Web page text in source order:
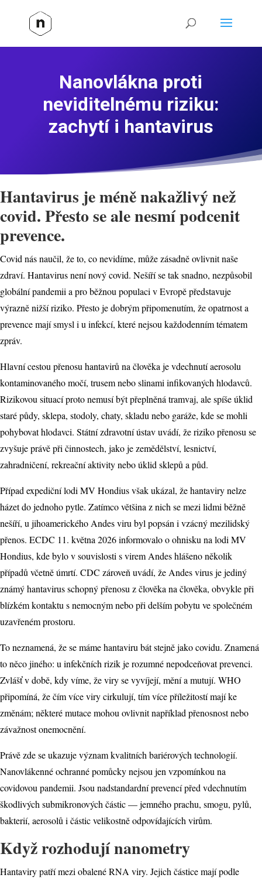
Nanovlákna proti
neviditelnému riziku:
zachytí i hantavirus
Hantavirus je méně nakažlivý než
covid. Přesto se ale nesmí podcenit
prevence.
Covid nás naučil, že to, co nevidíme, může zásadně ovlivnit naše
zdraví. Hantavirus není nový covid. Nešíří se tak snadno, nezpůsobil
globální pandemii a pro běžnou populaci v Evropě představuje
výrazně nižší riziko. Přesto je dobrým připomenutím, že opatrnost a
prevence mají smysl i u infekcí, které nejsou každodenním tématem
zpráv.
Hlavní cestou přenosu hantavirů na člověka je vdechnutí aerosolu
kontaminovaného močí, trusem nebo slinami infikovaných hlodavců.
Rizikovou situací proto nemusí být přeplněná tramvaj, ale spíše úklid
staré půdy, sklepa, stodoly, chaty, skladu nebo garáže, kde se mohli
pohybovat hlodavci. Státní zdravotní ústav uvádí, že riziko přenosu se
zvyšuje právě při činnostech, jako je zemědělství, lesnictví,
zahradničení, rekreační aktivity nebo úklid sklepů a půd.
Případ expediční lodi MV Hondius však ukázal, že hantaviry nelze
házet do jednoho pytle. Zatímco většina z nich se mezi lidmi běžně
nešíří, u jihoamerického Andes viru byl popsán i vzácný mezilidský
přenos. ECDC 11. května 2026 informovalo o ohnisku na lodi MV
Hondius, kde bylo v souvislosti s virem Andes hlášeno několik
případů včetně úmrtí. CDC zároveň uvádí, že Andes virus je jediný
známý hantavirus schopný přenosu z člověka na člověka, obvykle při
blízkém kontaktu s nemocným nebo při delším pobytu ve společném
uzavřeném prostoru.
To neznamená, že se máme hantaviru bát stejně jako covidu. Znamená
to něco jiného: u infekčních rizik je rozumné nepodceňovat prevenci.
Zvlášť v době, kdy víme, že viry se vyvíjejí, mění a mutují. WHO
připomíná, že čím více viry cirkulují, tím více příležitostí mají ke
změnám; některé mutace mohou ovlivnit například přenosnost nebo
závažnost onemocnění.
Právě zde se ukazuje význam kvalitních bariérových technologií.
Nanovlákenné ochranné pomůcky nejsou jen vzpomínkou na
covidovou pandemii. Jsou nadstandardní prevencí před vdechnutím
škodlivých submikronových částic — jemného prachu, smogu, pylů,
bakterií, aerosolů i částic velikostně odpovídajících virům.
Když rozhodují nanometry
Hantaviry patří mezi obalené RNA viry. Jejich částice mají podle